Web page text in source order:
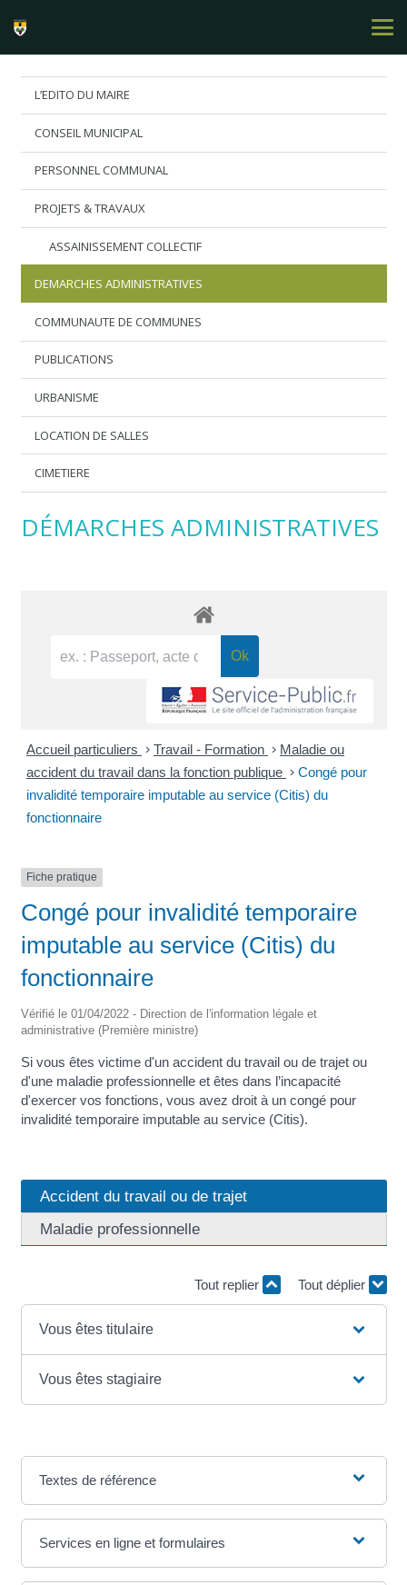
L’EDITO DU MAIRE
CONSEIL MUNICIPAL
PERSONNEL COMMUNAL
PROJETS & TRAVAUX
ASSAINISSEMENT COLLECTIF
DEMARCHES ADMINISTRATIVES
COMMUNAUTE DE COMMUNES
PUBLICATIONS
URBANISME
LOCATION DE SALLES
CIMETIERE
DÉMARCHES ADMINISTRATIVES
Accueil particuliers > Travail - Formation > Maladie ou
accident du travail dans la fonction publique > Congé pour
invalidité temporaire imputable au service (Citis) du
fonctionnaire
Fiche pratique
Congé pour invalidité temporaire
imputable au service (Citis) du
fonctionnaire
Vérifié le 01/04/2022 - Direction de l'information légale et
administrative (Première ministre)
Si vous êtes victime d'un accident du travail ou de trajet ou
d'une maladie professionnelle et êtes dans l’incapacité
d'exercer vos fonctions, vous avez droit à un congé pour
invalidité temporaire imputable au service (Citis).
Accident du travail ou de trajet
Maladie professionnelle
Tout replier Tout déplier
Vous êtes titulaire
Vous êtes stagiaire
Textes de référence
Services en ligne et formulaires